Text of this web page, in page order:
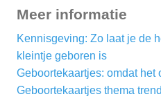
Meer informatie
Kennisgeving: Zo laat je de
kleintje geboren is
Geboortekaartjes: omdat het
Geboortekaartjes thema